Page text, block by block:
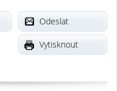
Odeslat
Vytisknout